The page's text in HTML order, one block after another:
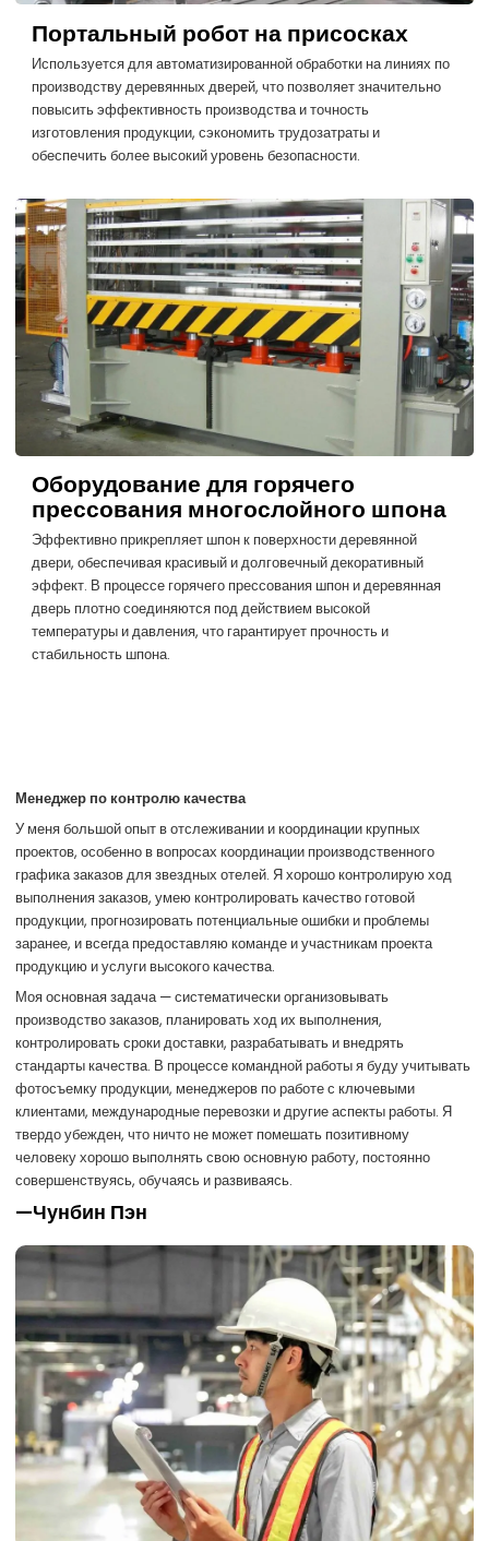
Портальный робот на присосках
Используется для автоматизированной обработки на линиях по
производству деревянных дверей, что позволяет значительно
повысить эффективность производства и точность
изготовления продукции, сэкономить трудозатраты и
обеспечить более высокий уровень безопасности.
Оборудование для горячего
прессования многослойного шпона
Эффективно прикрепляет шпон к поверхности деревянной
двери, обеспечивая красивый и долговечный декоративный
эффект. В процессе горячего прессования шпон и деревянная
дверь плотно соединяются под действием высокой
температуры и давления, что гарантирует прочность и
стабильность шпона.
Менеджер по контролю качества
У меня большой опыт в отслеживании и координации крупных
проектов, особенно в вопросах координации производственного
графика заказов для звездных отелей. Я хорошо контролирую ход
выполнения заказов, умею контролировать качество готовой
продукции, прогнозировать потенциальные ошибки и проблемы
заранее, и всегда предоставляю команде и участникам проекта
продукцию и услуги высокого качества.
Моя основная задача — систематически организовывать
производство заказов, планировать ход их выполнения,
контролировать сроки доставки, разрабатывать и внедрять
стандарты качества. В процессе командной работы я буду учитывать
фотосъемку продукции, менеджеров по работе с ключевыми
клиентами, международные перевозки и другие аспекты работы. Я
твердо убежден, что ничто не может помешать позитивному
человеку хорошо выполнять свою основную работу, постоянно
совершенствуясь, обучаясь и развиваясь.
—Чунбин Пэн